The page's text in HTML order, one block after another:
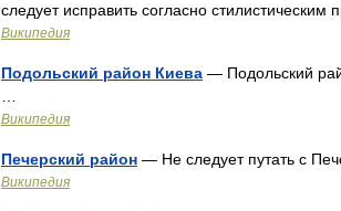
следует исправить согласно
Википедия
Подольский район Киева — Подольский
Википедия
Печерский район — Не следует путать с
Википедия